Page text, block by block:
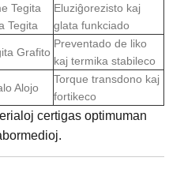
Tegita
Tegita
Eluziĝorezisto kaj
glata funkciado
Grafito
Preventado de liko
kaj termika stabileco
Alojo
Torque transdono kaj
fortikeco
certigas optimuman